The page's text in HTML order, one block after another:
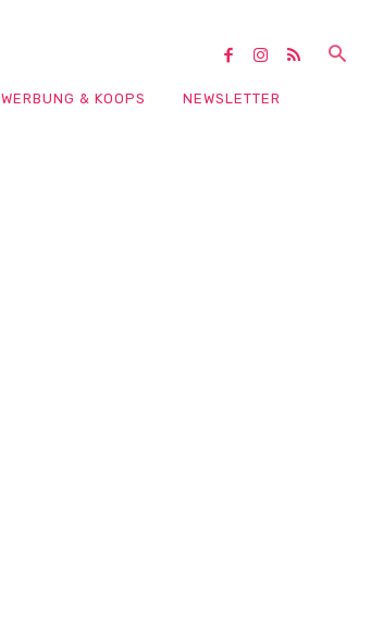
WERBUNG & KOOPS NEWSLETTER